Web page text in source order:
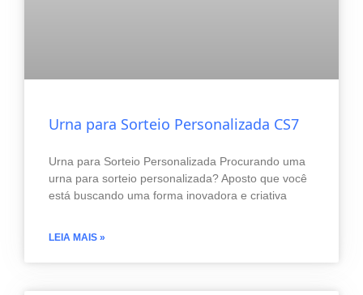
Urna para Sorteio Personalizada CS7
Urna para Sorteio Personalizada Procurando uma
urna para sorteio personalizada? Aposto que você
está buscando uma forma inovadora e criativa
LEIA MAIS »